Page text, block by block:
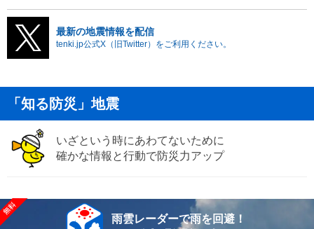
最新の地震情報を配信
tenki.jp公式X（旧Twitter）をご利用ください。
「知る防災」地震
いざという時にあわてないために
確かな情報と行動で防災力アップ
雨雲レーダーで雨を回避！